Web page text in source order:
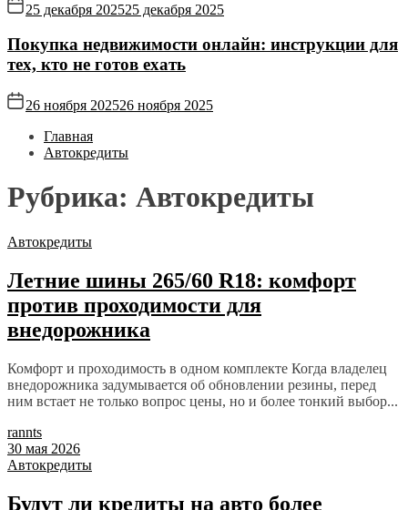
25 декабря 202525 декабря 2025
Покупка недвижимости онлайн: инструкции для
тех, кто не готов ехать
26 ноября 202526 ноября 2025
Главная
Автокредиты
Рубрика: Автокредиты
Автокредиты
Летние шины 265/60 R18: комфорт
против проходимости для
внедорожника
Комфорт и проходимость в одном комплекте Когда владелец
внедорожника задумывается об обновлении резины, перед
ним встает не только вопрос цены, но и более тонкий выбор...
rannts
30 мая 2026
Автокредиты
Будут ли кредиты на авто более